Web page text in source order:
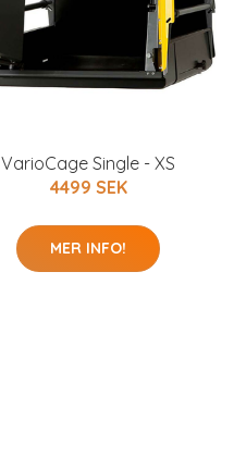
VarioCage Single - XS
4499 SEK
MER INFO!